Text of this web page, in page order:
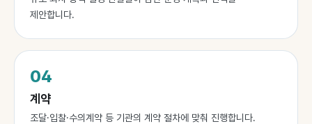
제안합니다.
04
계약
조달·입찰·수의계약 등 기관의 계약 절차에 맞춰 진행합니다.